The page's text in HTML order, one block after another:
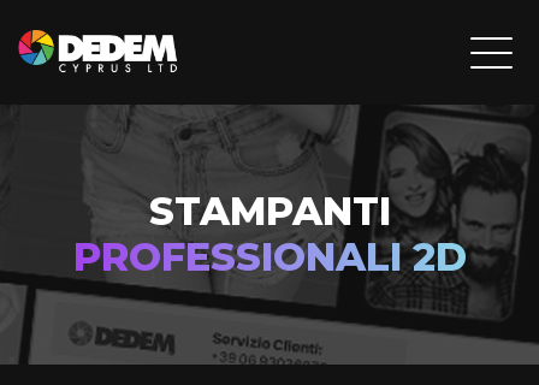
STAMPANTI
PROFESSIONALI 2D